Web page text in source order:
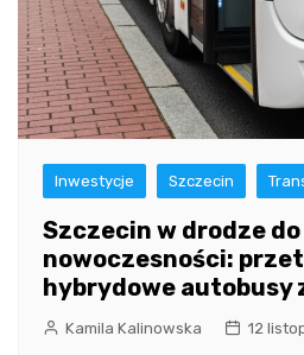
Inwestycje Szczecin
Szczecin w drodze do
nowoczesności:
hybrydowe autobusy
Kamila Kalinowska 12